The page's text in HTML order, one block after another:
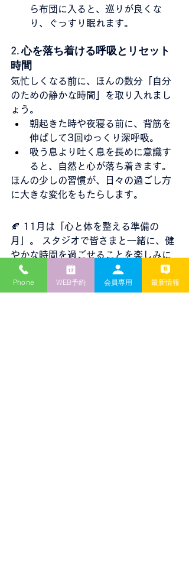
ら布団に入ると、巡りが良くな
り、ぐっすり眠れます。
2. 心を落ち着ける呼吸とリセット
時間
気忙しくなる前に、ほんの数分「自分
のための静かな時間」を取り入れまし
ょう。
朝起きた時や夜寝る前に、背筋を
伸ばして3回ゆっくり深呼吸。
吸う息より吐く息を長めに意識す
ると、自然と心が落ち着きます。
ほんの少しの習慣が、日々の過ごし方
に大きな変化をもたらします。
🍂 11月は「心と体を整える準備の
月」。 スタジオで皆さまと一緒に、健
やかな時間を過ごせることを楽しみに
しています。
Phone WEB予約 会員専用 最新情報